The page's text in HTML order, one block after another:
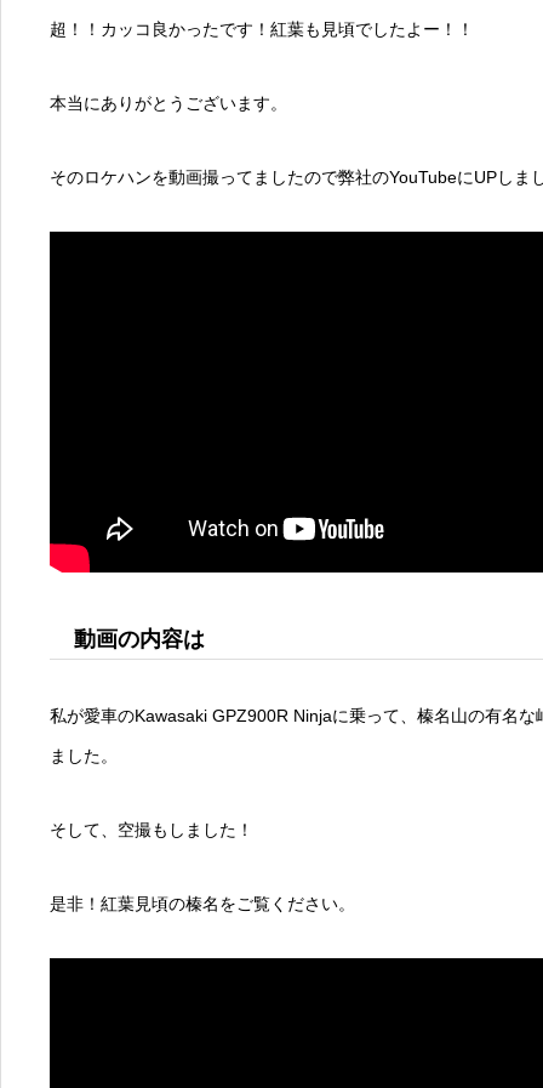
超！！カッコ良かったです！紅葉も見頃でしたよー！！
本当にありがとうございます。
そのロケハンを動画撮ってましたので弊社のYouTubeにUPしま
動画の内容は
私が愛車のKawasaki GPZ900R Ninjaに乗って、榛名山の有名
ました。
そして、空撮もしました！
是非！紅葉見頃の榛名をご覧ください。